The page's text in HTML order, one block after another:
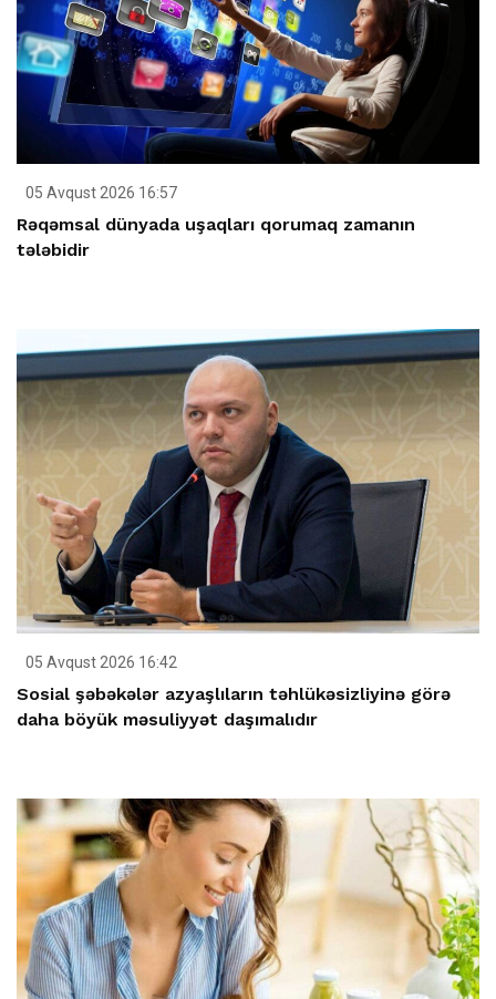
05 Avqust 2026 16:57
Rəqəmsal dünyada uşaqları qorumaq zamanın
tələbidir
05 Avqust 2026 16:42
Sosial şəbəkələr azyaşlıların təhlükəsizliyinə görə
daha böyük məsuliyyət daşımalıdır